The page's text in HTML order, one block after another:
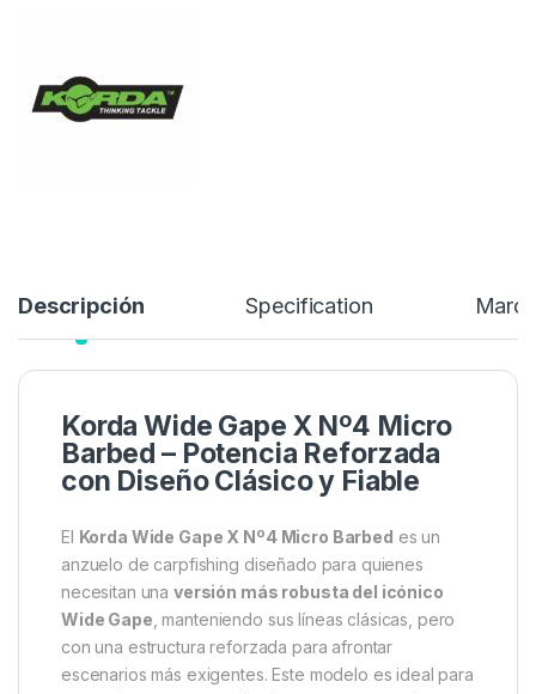
6,99€
Descripción Specification